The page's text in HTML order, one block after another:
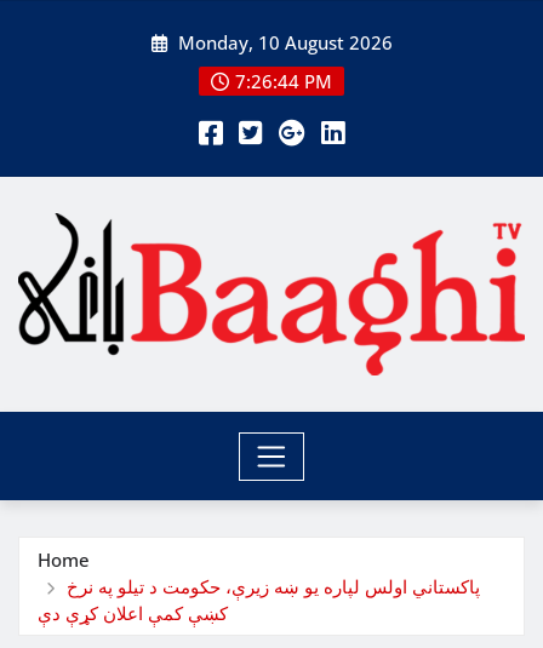
Monday, 10 August 2026
7:26:45 PM
Home
پاکستاني اولس لپاره یو ښه زیرې، حکومت د تیلو په نرخ
کښې کمې اعلان کړې دې